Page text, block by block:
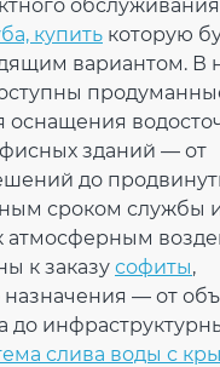
от - 40°С /
60°С
для
от + 5°С
к
Устойчивый
10 лет
EN
ОТПРАВИТЬ
купить которую
вариантом. В
оснащения
зданий — от
до
сроком службы
атмосферным
к заказу софиты,
— от
до
слива воды с